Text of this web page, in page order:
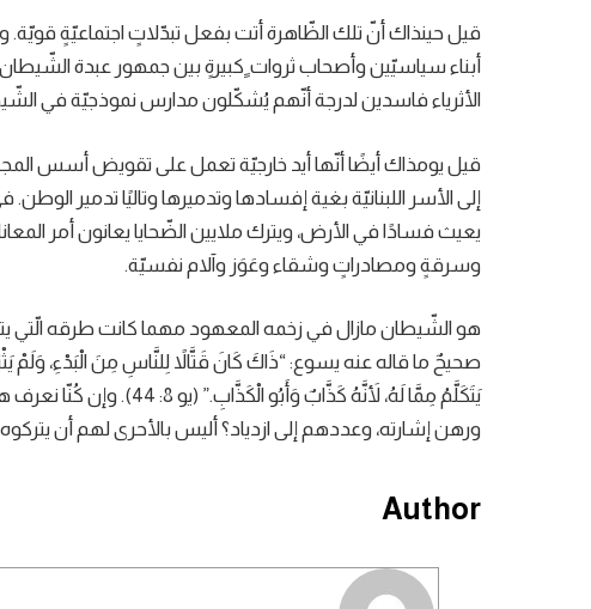
قيل حينذاك أنّ تلك الظّاهرة أتت بفعل تبدّلاتٍ اجتماعيّةٍ
أبناء سياسيّين وأصحاب ثروات ٍكبيرةٍ بين جمهور عبدة
الأثرياء فاسدين لدرجة أنّهم يُشكّلون مدارس نموذجيّة في
قيل يومذاك أيضًا أنّها أيد خارجيّة تعمل على تقويض أسس
إلى الأسر اللبنانيّة بغية إفسادها وتدميرها وتاليًا تدمير
يعيث فسادًا في الأرض، ويترك ملايين الضّحايا يعانون أمر
وسرقةٍ ومصادراتٍ وشقاء وعَوَز وآلام نفسيّة.
هو الشّيطان مازال في زخمه المعهود مهما كانت طرقه الّتي
صحيحٌ ما قاله عنه يسوع: “ذَاكَ كَانَ قَتَّالاً لِلنَّاسِ مِنَ الْبَدْءِ،
يَتَكَلَّمُ مِمَّا لَهُ، لأَنَّهُ كَذَّابٌ
ورهن إشارته، وعددهم إلى ازدياد؟ أليس بالأحرى لهم أن يتركوه
Author